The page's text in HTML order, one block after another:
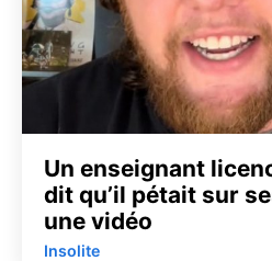
Un enseignant
dit qu’il pétait sur
une vidéo
Insolite